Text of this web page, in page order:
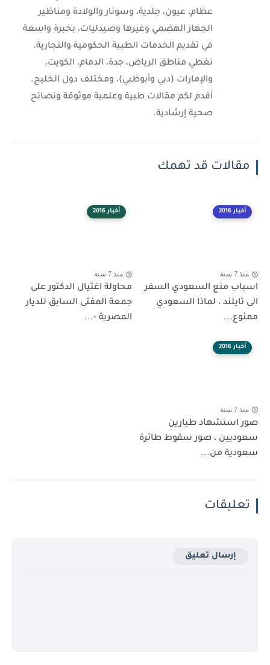
عظام، عيون، جلدية، وسونار والولادة ومناظير
الجهاز الهضمي وغيرها وصيدليات، بخبرة واسعة
في تقديم الخدمات الطبية الحكومية والتجارية.
نغطي مناطق الرياض، جدة، الدمام، الكويت،
والإمارات (دبي وأبوظبي)، ومختلف دول الخليج.
أقدم لكم مقالات طبية وعلمية موثوقة ونصائح
صحية إرشادية.
مقالات قد تهمك
أخبار 2016
منذ 7 سنة
اسباب منع السعودي السفر
الى تايلند ، لماذا السعودي
ممنوع...
أخبار 2016
منذ 7 سنة
محاولة اغتيال الدكتور على
جمعة المفتى السابق للديار
المصرية -...
أخبار 2016
منذ 7 سنة
صور استشهاد طيارين
سعوديين ، صور سقوط طائرة
سعودية من...
تعليقات
إرسال تعليق